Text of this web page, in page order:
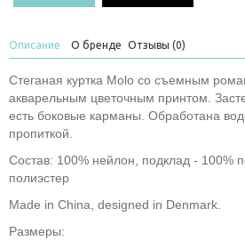
Описание О бренде Отзывы (0)
Стеганая куртка Molo со съемным
акварельным цветочным принтом.
есть боковые карманы. Обработана
пропиткой.
Состав: 100% нейлон, подклад - 100%
полиэстер
Made in China, designed in Denmark.
Размеры: